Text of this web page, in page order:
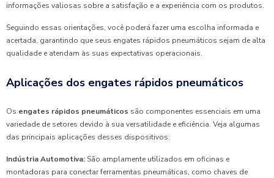
informações valiosas sobre a satisfação e a experiência com os produtos.
Seguindo essas orientações, você poderá fazer uma escolha informada e
acertada, garantindo que seus engates rápidos pneumáticos sejam de alta
qualidade e atendam às suas expectativas operacionais.
Aplicações dos engates rápidos pneumáticos
Os engates rápidos pneumáticos são componentes essenciais em uma
variedade de setores devido à sua versatilidade e eficiência. Veja algumas
das principais aplicações desses dispositivos:
Indústria Automotiva: São amplamente utilizados em oficinas e
montadoras para conectar ferramentas pneumáticas, como chaves de